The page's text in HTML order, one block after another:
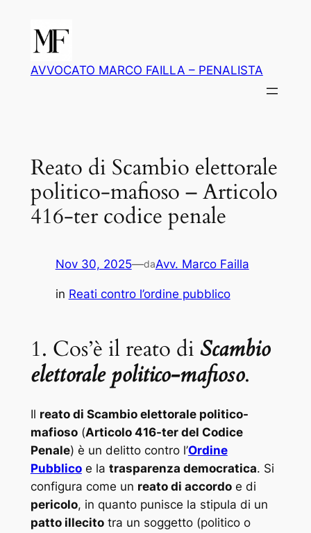
contenuto
AVVOCATO MARCO FAILLA – PENALISTA
Reato di Scambio elettorale
politico-mafioso – Articolo
416-ter codice penale
Nov 30, 2025—daAvv. Marco Failla
in Reati contro l’ordine pubblico
1. Cos’è il reato di Scambio
elettorale politico-mafioso.
Il reato di Scambio elettorale politico-
mafioso(Articolo 416-ter del Codice
Penale) è un delitto contro l’Ordine
Pubblicoe la trasparenza democratica. Si
configura come un reato di accordoe di
pericolo, in quanto punisce la stipula di un
patto illecitotra un soggetto (politico o